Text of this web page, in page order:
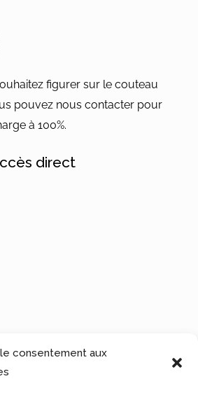
consentement aux
figurer sur le couteau
pouvez nous contacter pour
à 100%.
direct